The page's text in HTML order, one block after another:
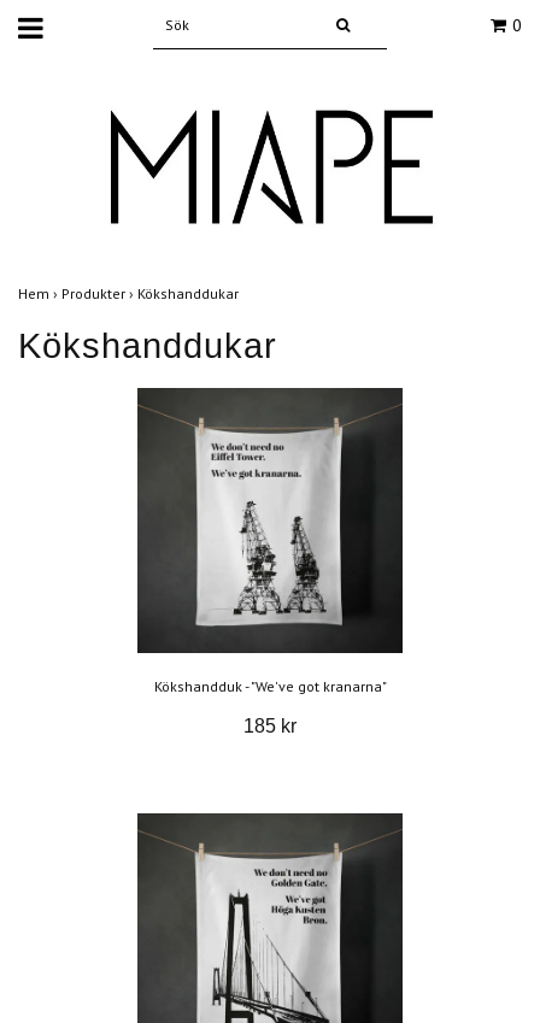
0
Hem › Produkter › Kökshanddukar
Kökshanddukar
Kökshandduk - "We've got kranarna"
185 kr